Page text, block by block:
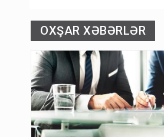
OXŞAR XƏBƏRLƏR